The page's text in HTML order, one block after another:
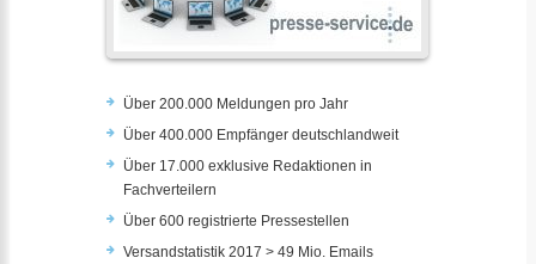
Über 200.000 Meldungen pro Jahr
Über 400.000 Empfänger deutschlandweit
Über 17.000 exklusive Redaktionen in
Fachverteilern
Über 600 registrierte Pressestellen
Versandstatistik 2017 > 49 Mio. Emails